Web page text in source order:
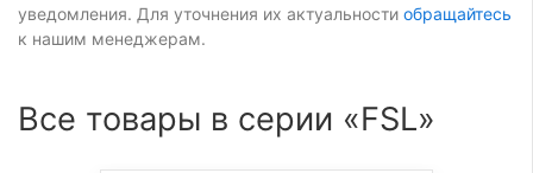
уведомления. Для уточнения их актуальности обращайтесь
к нашим менеджерам.
Все товары в серии «FSL»